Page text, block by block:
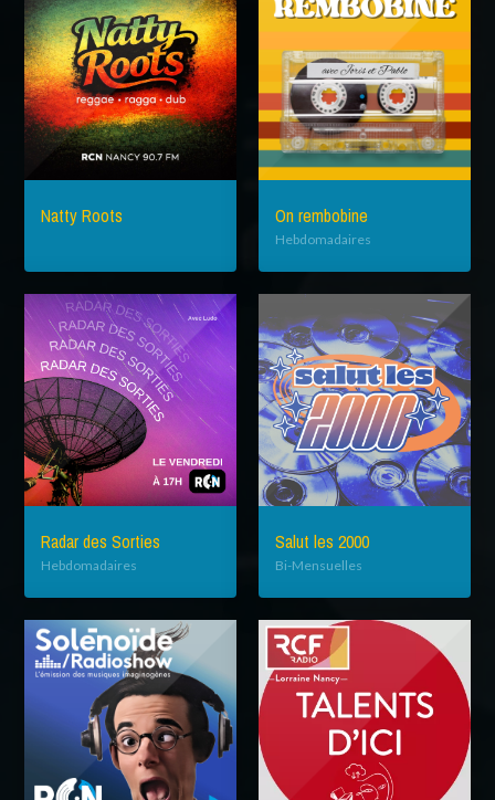
Natty Roots On rembobine
Hebdomadaires
Radar des Sorties
Hebdomadaires
Salut les 2000
Bi-Mensuelles